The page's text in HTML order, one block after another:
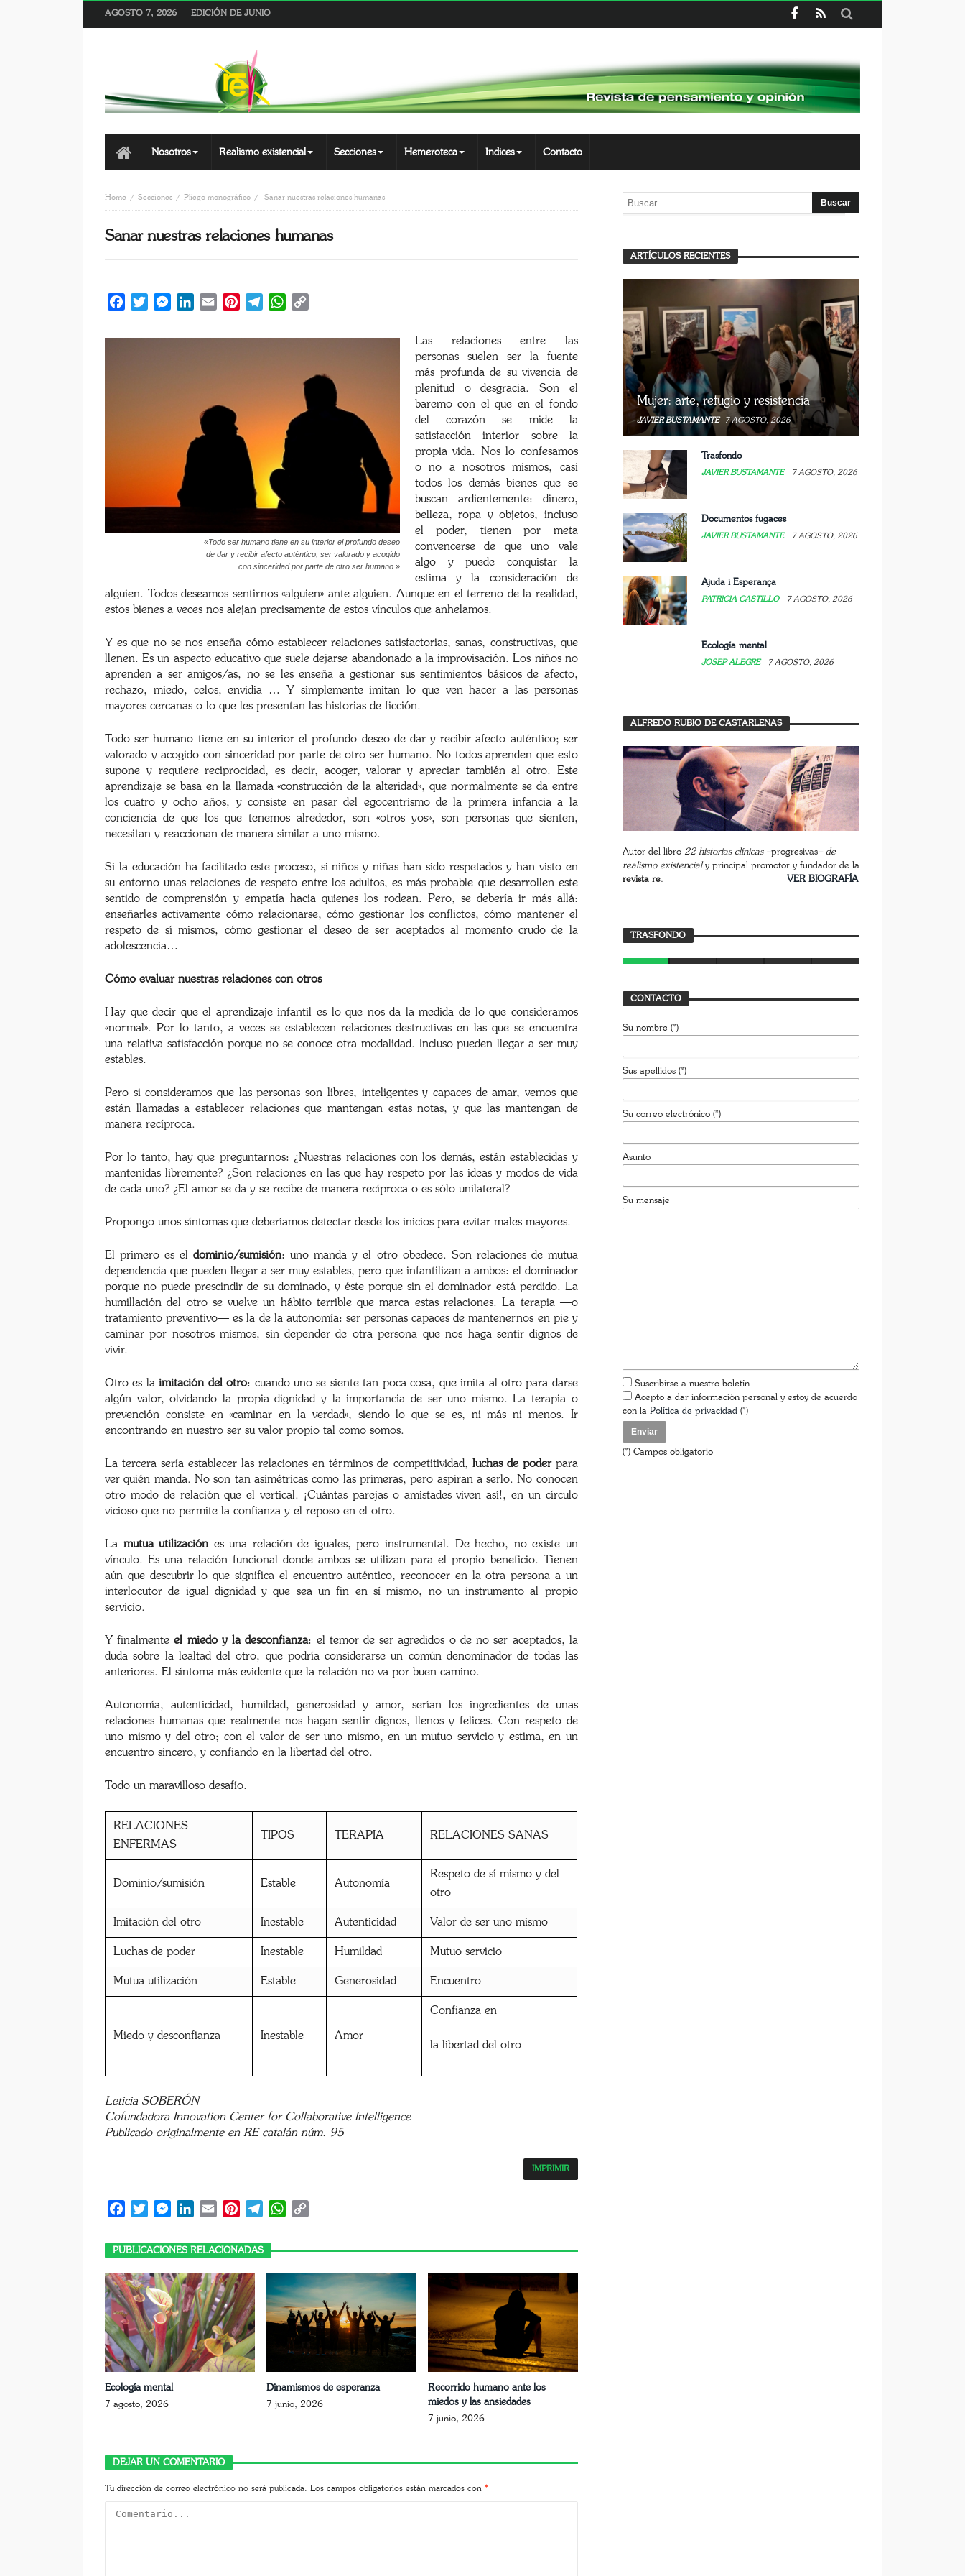
AGOSTO 7, 2026 EDICIÓN DE JUNIO
Nosotros Realismo existencial Secciones Hemeroteca Indices Contacto
Home Secciones Pliego monográfico Sanar nuestras relaciones humanas
Sanar nuestras relaciones humanas
FacebookTwitterMessengerLinkedIn
Email PinterestTelegramWhatsApp
«Todo ser humano tiene en su interior el profundo deseo
de dar y recibir afecto auténtico; ser valorado y acogido
con sinceridad por parte de otro ser humano.»
Las relaciones entre las
personas suelen ser la fuente
más profunda de su vivencia de
plenitud o desgracia. Son el
baremo con el que en el fondo
del corazón se mide la
satisfacción interior sobre la
propia vida. Nos lo confesamos
o no a nosotros mismos, casi
todos los demás bienes que se
buscan ardientemente: dinero,
belleza, ropa y objetos, incluso
el poder, tienen por meta
convencerse de que uno vale
algo y puede conquistar la
estima y la consideración de
alguien. Todos deseamos sentirnos «alguien» ante alguien. Aunque en el terreno de la realidad,
estos bienes a veces nos alejan precisamente de estos vínculos que anhelamos.
Y es que no se nos enseña cómo establecer relaciones satisfactorias, sanas, constructivas, que
llenen. Es un aspecto educativo que suele dejarse abandonado a la improvisación. Los niños no
aprenden a ser amigos/as, no se les enseña a gestionar sus sentimientos básicos de afecto,
rechazo, miedo, celos, envidia … Y simplemente imitan lo que ven hacer a las personas
mayores cercanas o lo que les presentan las historias de ficción.
Todo ser humano tiene en su interior el profundo deseo de dar y recibir afecto auténtico; ser
valorado y acogido con sinceridad por parte de otro ser humano. No todos aprenden que esto
supone y requiere reciprocidad, es decir, acoger, valorar y apreciar también al otro. Este
aprendizaje se basa en la llamada «construcción de la alteridad», que normalmente se da entre
los cuatro y ocho años, y consiste en pasar del egocentrismo de la primera infancia a la
conciencia de que los que tenemos alrededor, son «otros yos», son personas que sienten,
necesitan y reaccionan de manera similar a uno mismo.
Si la educación ha facilitado este proceso, si niños y niñas han sido respetados y han visto en
su entorno unas relaciones de respeto entre los adultos, es más probable que desarrollen este
sentido de comprensión y empatía hacia quienes los rodean. Pero, se debería ir más allá:
enseñarles activamente cómo relacionarse, cómo gestionar los conflictos, cómo mantener el
respeto de sí mismos, cómo gestionar el deseo de ser aceptados al momento crudo de la
adolescencia…
Cómo evaluar nuestras relaciones con otros
Hay que decir que el aprendizaje infantil es lo que nos da la medida de lo que consideramos
«normal». Por lo tanto, a veces se establecen relaciones destructivas en las que se encuentra
una relativa satisfacción porque no se conoce otra modalidad. Incluso pueden llegar a ser muy
estables.
Pero si consideramos que las personas son libres, inteligentes y capaces de amar, vemos que
están llamadas a establecer relaciones que mantengan estas notas, y que las mantengan de
manera recíproca.
Por lo tanto, hay que preguntarnos: ¿Nuestras relaciones con los demás, están establecidas y
mantenidas libremente? ¿Son relaciones en las que hay respeto por las ideas y modos de vida
de cada uno? ¿El amor se da y se recibe de manera recíproca o es sólo unilateral?
Propongo unos síntomas que deberíamos detectar desde los inicios para evitar males mayores.
El primero es eldominio/sumisión: uno manda y el otro obedece. Son relaciones de mutua
dependencia que pueden llegar a ser muy estables, pero que infantilizan a ambos: el dominador
porque no puede prescindir de su dominado, y éste porque sin el dominador está perdido. La
humillación del otro se vuelve un hábito terrible que marca estas relaciones. La terapia —o
tratamiento preventivo— es la de la autonomía: ser personas capaces de mantenernos en pie y
caminar por nosotros mismos, sin depender de otra persona que nos haga sentir dignos de
vivir.
Otro es laimitación del otro: cuando uno se siente tan poca cosa, que imita al otro para darse
algún valor, olvidando la propia dignidad y la importancia de ser uno mismo. La terapia o
prevención consiste en «caminar en la verdad», siendo lo que se es, ni más ni menos. Ir
encontrando en nuestro ser su valor propio tal como somos.
La tercera sería establecer las relaciones en términos de competitividad, luchas de poderpara
ver quién manda. No son tan asimétricas como las primeras, pero aspiran a serlo. No conocen
otro modo de relación que el vertical. ¡Cuántas parejas o amistades viven así!, en un círculo
vicioso que no permite la confianza y el reposo en el otro.
La mutua utilización es una relación de iguales, pero instrumental. De hecho, no existe un
vínculo. Es una relación funcional donde ambos se utilizan para el propio beneficio. Tienen
aún que descubrir lo que significa el encuentro auténtico, reconocer en la otra persona a un
interlocutor de igual dignidad y que sea un fin en sí mismo, no un instrumento al propio
servicio.
Y finalmenteel miedo y la desconfianza: el temor de ser agredidos o de no ser aceptados, la
duda sobre la lealtad del otro, que podría considerarse un común denominador de todas las
anteriores. El síntoma más evidente que la relación no va por buen camino.
Autonomía, autenticidad, humildad, generosidad y amor, serían los ingredientes de unas
relaciones humanas que realmente nos hagan sentir dignos, llenos y felices. Con respeto de
uno mismo y del otro; con el valor de ser uno mismo, en un mutuo servicio y estima, en un
encuentro sincero, y confiando en la libertad del otro.
Todo un maravilloso desafío.
RELACIONES
ENFERMAS
TIPOS TERAPIA RELACIONES SANAS
Dominio/sumisión Estable Autonomía
Respeto de sí mismo y del
otro
Imitación del otro Inestable Autenticidad Valor de ser uno mismo
Luchas de poder Inestable Humildad Mutuo servicio
Mutua utilización Estable Generosidad Encuentro
Miedo y desconfianza Inestable Amor
Confianza en
la libertad del otro
Leticia SOBERÓN
Cofundadora Innovation Center for Collaborative Intelligence
Publicado originalmente en RE catalán núm. 95
IMPRIMIR
FacebookTwitterMessengerLinkedIn
Email PinterestTelegramWhatsApp
PUBLICACIONES RELACIONADAS
Ecología mental
7 agosto, 2026
Dinamismos de esperanza
7 junio, 2026
Recorrido humano ante los
miedos y las ansiedades
7 junio, 2026
DEJAR UN COMENTARIO
Tu dirección de correo electrónico no será publicada. Los campos obligatorios están marcados con *
ARTÍCULOS RECIENTES
Mujer: arte, refugio y resistencia
JAVIER BUSTAMANTE 7 AGOSTO, 2026
Trasfondo
JAVIER BUSTAMANTE 7 AGOSTO, 2026
Documentos fugaces
JAVIER BUSTAMANTE 7 AGOSTO, 2026
Ajuda i Esperança
PATRICIA CASTILLO 7 AGOSTO, 2026
Ecología mental
JOSEP ALEGRE 7 AGOSTO, 2026
ALFREDO RUBIO DE CASTARLENAS
Autor del libro 22 historias clínicas –progresivas– de
realismo existencialy principal promotor y fundador de la
revista re. VER BIOGRAFÍA
TRASFONDO
Trasfondo
JAVIER BUSTAMANTE 7 JULIO, 2026
CONTACTO
Su nombre (*)